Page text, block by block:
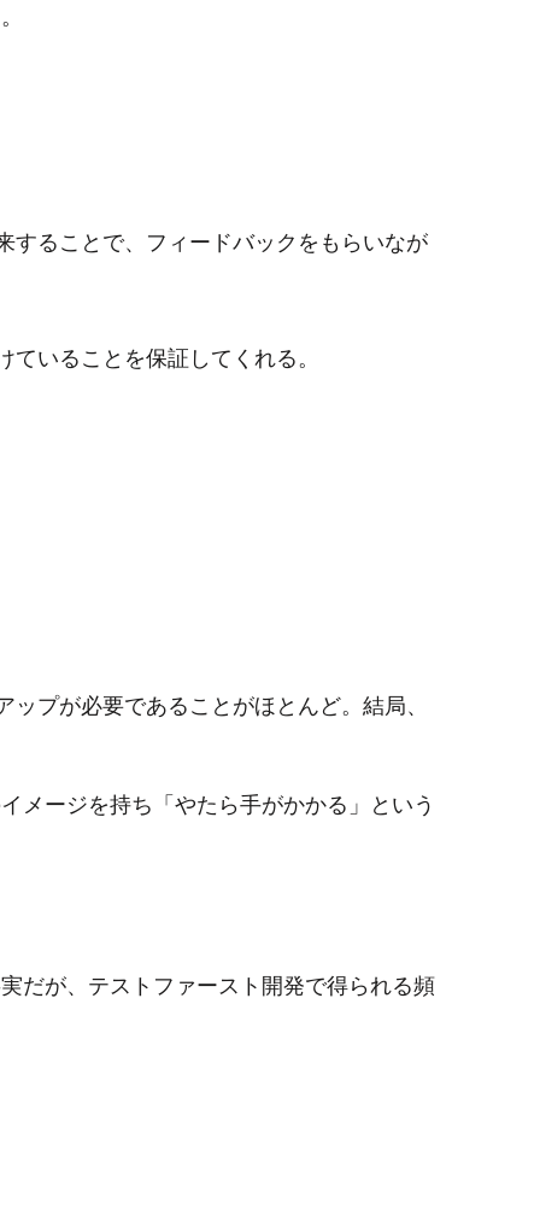
することで、フィードバックをもらいなが
いることを保証してくれる。
プが必要であることがほとんど。結局、
メージを持ち「やたら手がかかる」という
だが、テストファースト開発で得られる頻